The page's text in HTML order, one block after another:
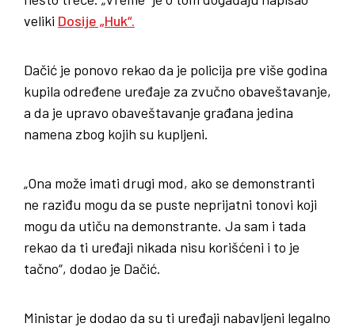
veliki Dosije „Huk“.
Dačić je ponovo rekao da je policija pre više godina
kupila određene uređaje za zvučno obaveštavanje,
a da je upravo obaveštavanje građana jedina
namena zbog kojih su kupljeni.
„Ona može imati drugi mod, ako se demonstranti
ne raziđu mogu da se puste neprijatni tonovi koji
mogu da utiču na demonstrante. Ja sam i tada
rekao da ti uređaji nikada nisu korišćeni i to je
tačno“, dodao je Dačić.
Ministar je dodao da su ti uređaji nabavljeni legalno